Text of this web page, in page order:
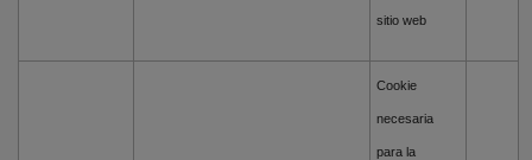
sitio web
Cookie
necesaria
para la